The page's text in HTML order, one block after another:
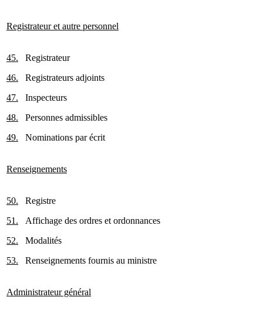
Registrateur et autre personnel
45.
46.
47.
48.
49.
Registrateur
Registrateurs adjoints
Inspecteurs
Personnes admissibles
Nominations par écrit
Renseignements
50.
51.
52.
53.
Registre
Affichage des ordres et ordonnances
Modalités
Renseignements fournis au ministre
Administrateur général